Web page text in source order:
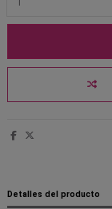
Detalles del producto